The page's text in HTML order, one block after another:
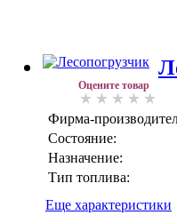
Оцените товар
Фирма-
Состояние:
Назначение:
Тип топлива:
Еще характеристики